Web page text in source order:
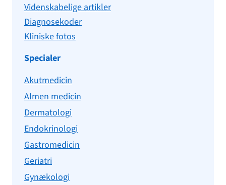
Videnskabelige artikler
Diagnosekoder
Kliniske fotos
Specialer
Akutmedicin
Almen medicin
Dermatologi
Endokrinologi
Gastromedicin
Geriatri
Gynækologi